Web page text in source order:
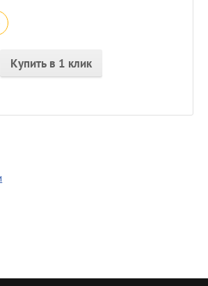
Купить в 1 клик